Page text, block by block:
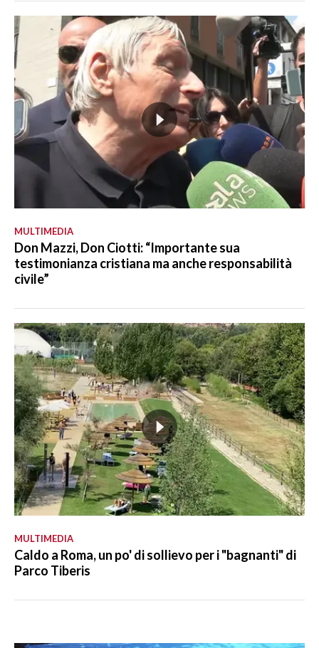
MULTIMEDIA
Don Mazzi, Don Ciotti: “Importante sua
testimonianza cristiana ma anche responsabilità
civile”
MULTIMEDIA
Caldo a Roma, un po' di sollievo per i "bagnanti" di
Parco Tiberis